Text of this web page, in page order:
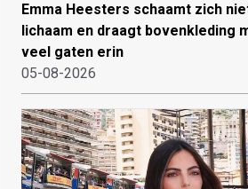
Emma Heesters schaamt zich
lichaam en draagt bovenkleding
veel gaten erin
05-08-2026